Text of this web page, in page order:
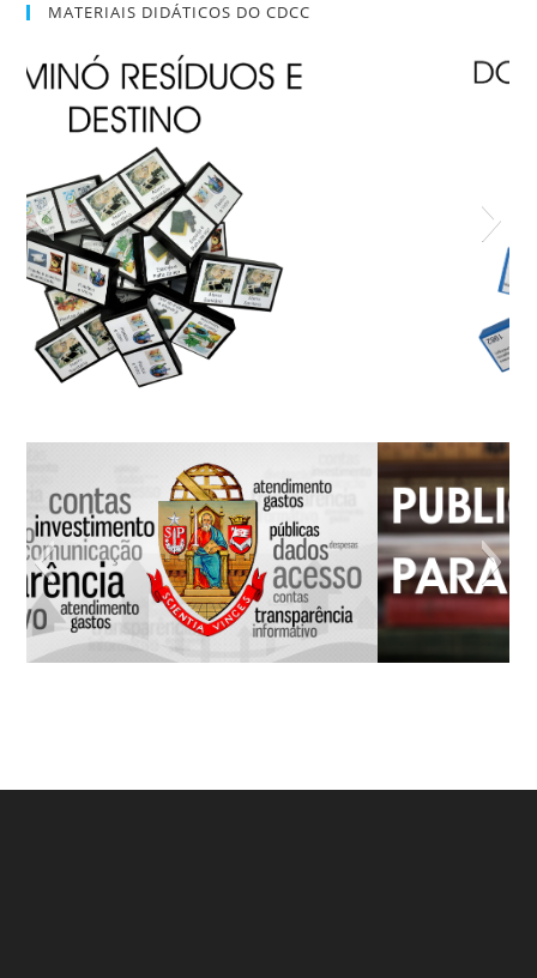
MATERIAIS DIDÁTICOS DO CDCC